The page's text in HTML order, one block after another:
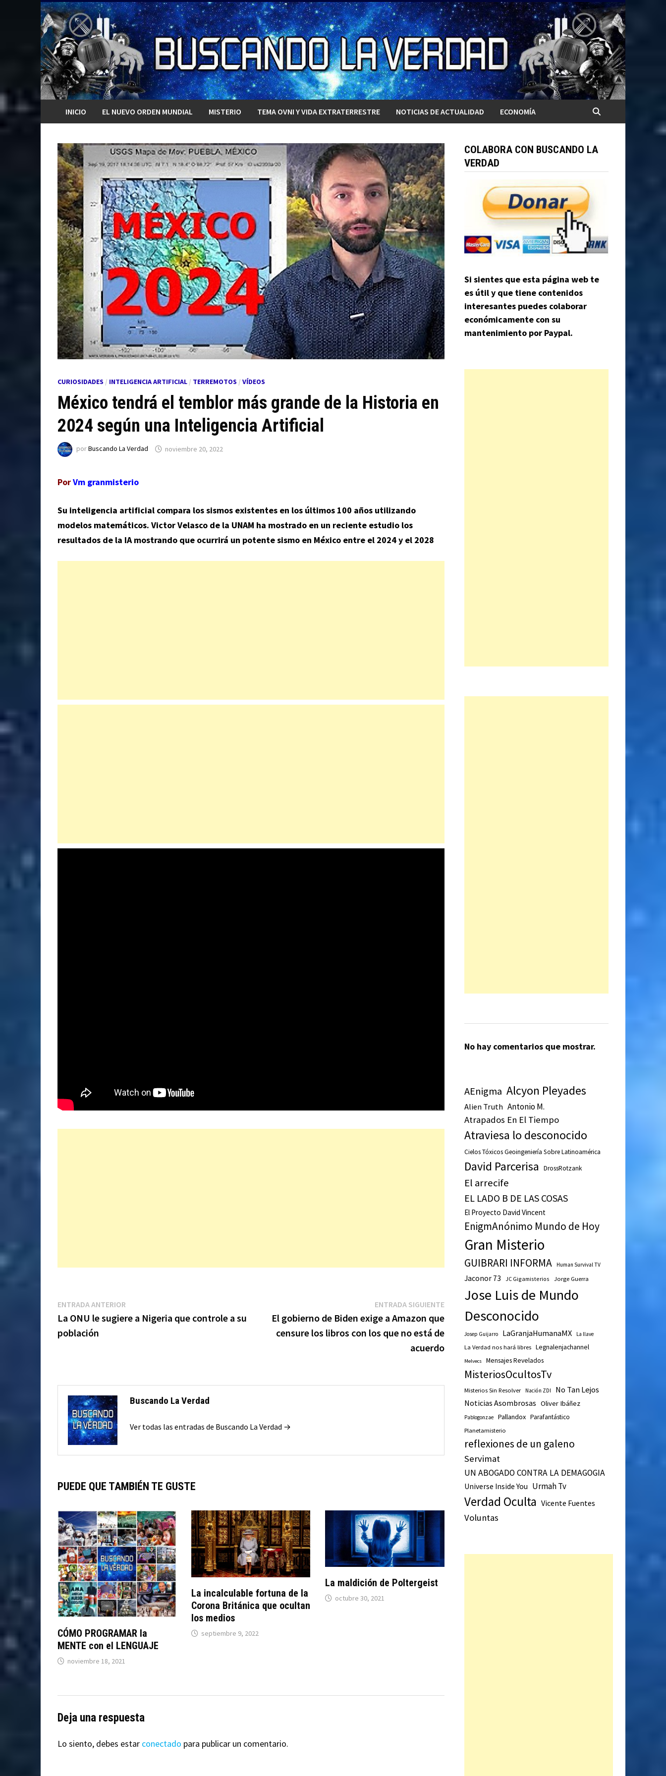
Saltar
al
contenido
INICIO EL NUEVO ORDEN MUNDIAL MISTERIO TEMA OVNI Y VIDA EXTRATERRESTRE NOTICIAS DE ACTUALIDAD ECONOMÍA
CURIOSIDADES / INTELIGENCIA ARTIFICIAL/ TERREMOTOS / VÍDEOS
México tendrá el temblor más grande de la Historia en
2024 según una Inteligencia Artificial
porBuscando La Verdad noviembre 20, 2022
PorVm granmisterio
Su inteligencia artificial compara los sismos existentes en los últimos 100 años utilizando
modelos matemáticos. Victor Velasco de la UNAM ha mostrado en un reciente estudio los
resultados de la IA mostrando que ocurrirá un potente sismo en México entre el 2024 y el 2028
Navegación
de
entradas
ENTRADA ANTERIOREntrada
anterior:
La ONU le sugiere a Nigeria que controle a su
población
ENTRADA SIGUIENTEEntrada
siguiente:
El gobierno de Biden exige a Amazon que
censure los libros con los que no está de
acuerdo
Buscando La Verdad
Ver todas las entradas de Buscando La Verdad →
PUEDE QUE TAMBIÉN TE GUSTE
CÓMO PROGRAMAR la
MENTE con el LENGUAJE
noviembre 18, 2021
La incalculable fortuna de la
Corona Británica que ocultan
los medios
septiembre 9, 2022
La maldición de Poltergeist
octubre 30, 2021
Deja una respuesta
Lo siento, debes estar conectado para publicar un comentario.
COLABORA CON BUSCANDO LA
VERDAD
Si sientes que esta página web te
es útil y que tiene contenidos
interesantes puedes colaborar
económicamente con su
mantenimiento por Paypal.
No hay comentarios que mostrar.
AEnigma Alcyon Pleyades
Alien Truth Antonio M.
Atrapados En El Tiempo
Atraviesa lo desconocido
Cielos Tóxicos Geoingeniería Sobre Latinoamérica
David Parcerisa DrossRotzank
El arrecife
EL LADO B DE LAS COSAS
El Proyecto David Vincent
EnigmAnónimo Mundo de Hoy
Gran Misterio
GUIBRARI INFORMA Human Survival TV
Jaconor 73 JC Gigamisterios Jorge Guerra
Jose Luis de Mundo
Desconocido
Josep Guijarro LaGranjaHumanaMX La llave
La Verdad nos hará libres Legnalenjachannel
Melvecs Mensajes Revelados
MisteriosOcultosTv
Misterios Sin Resolver Nación ZDI No Tan Lejos
Noticias Asombrosas Oliver Ibáñez
Pablogonzae Pallandox Parafantástico
Planetamisterio
reflexiones de un galeno
Servimat
UN ABOGADO CONTRA LA DEMAGOGIA
Universe Inside You Urmah Tv
Verdad Oculta Vicente Fuentes
Voluntas